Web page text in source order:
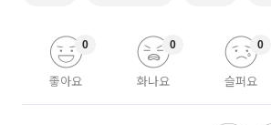
좋아요
0
화나요
0
슬퍼요
0